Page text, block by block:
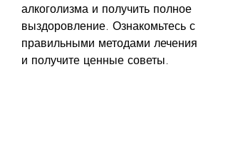
алкоголизма и получить полное
выздоровление. Ознакомьтесь с
правильными методами лечения
и получите ценные советы.